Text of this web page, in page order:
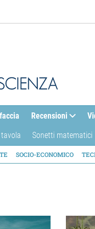
Recensioni
Sonetti matematici
SOCIO-ECONOMICO